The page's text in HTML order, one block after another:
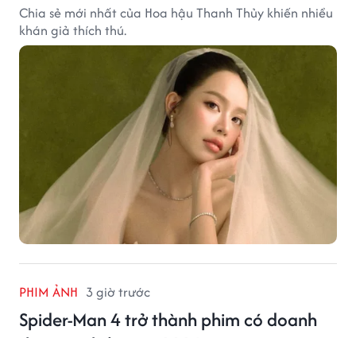
Chia sẻ mới nhất của Hoa hậu Thanh Thủy khiến nhiều
khán giả thích thú.
PHIM ẢNH 3 giờ trước
Spider-Man 4 trở thành phim có doanh